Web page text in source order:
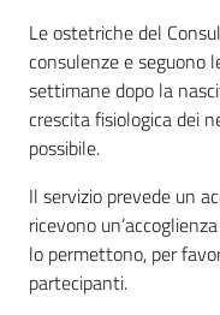
Newsletter
Le ostetriche del
consulenze e seguono
settimane dopo la
crescita fisiologica dei
possibile.
Il servizio prevede un
ricevono
lo permettono, per
partecipanti.